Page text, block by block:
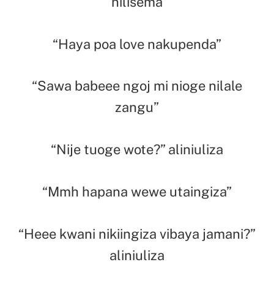
“Haya poa love nakupenda”
“Sawa babeee ngoj mi nioge nilale
zangu”
“Nije tuoge wote?” aliniuliza
“Mmh hapana wewe utaingiza”
“Heee kwani nikiingiza vibaya jamani?”
aliniuliza